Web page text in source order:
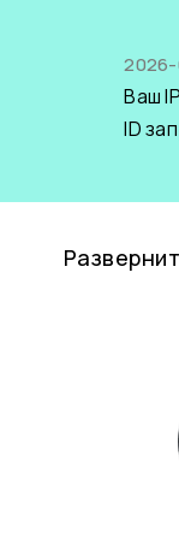
Ваш
ID